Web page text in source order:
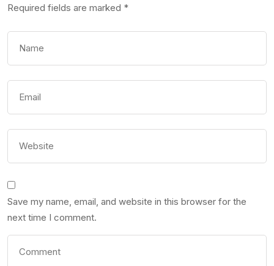
Required fields are marked *
Save my name, email, and website in this browser for the
next time I comment.